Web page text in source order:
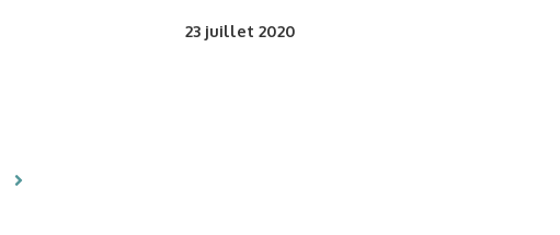
23juillet 2020